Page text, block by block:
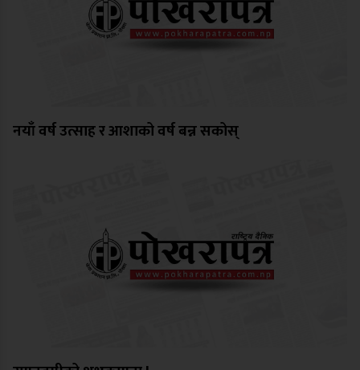
नयाँ वर्ष उत्साह र आशाको वर्ष बन्न सकोस्